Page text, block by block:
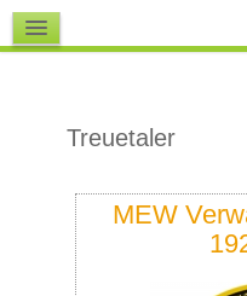
Downloads
Treuetaler
MEW